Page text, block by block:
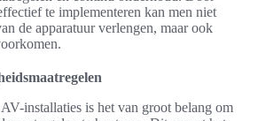
te implementeren kan men niet
de apparatuur verlengen, maar ook
installaties is het van groot belang om